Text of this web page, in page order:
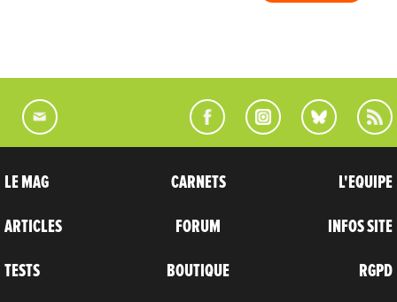
LE MAG
ARTICLES
TESTS
CARNETS
FORUM
BOUTIQUE
L'EQUIPE
INFOS SITE
RGPD